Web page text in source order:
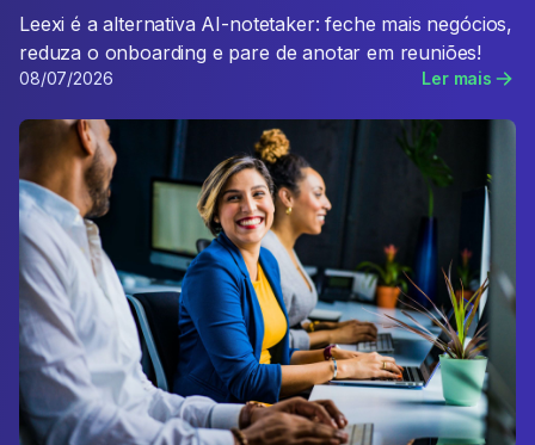
Leexi é a alternativa AI-notetaker: feche mais negócios,
reduza o onboarding e pare de anotar em reuniões!
08/07/2026 Ler mais